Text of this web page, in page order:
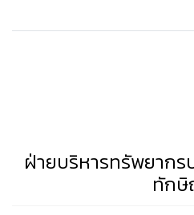
ฝ่ายบริหารทรัพยาก
ทัก